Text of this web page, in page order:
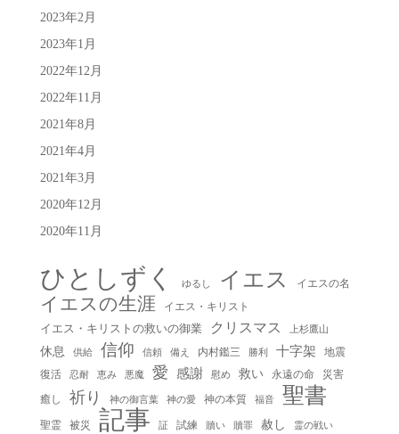
2023年2月
2023年1月
2022年12月
2022年11月
2021年8月
2021年4月
2021年3月
2020年12月
2020年11月
ひとしずく ゆるし イエス イエスの名
イエスの生涯
イエス・キリスト
イエス・キリストの救いの御業
クリスマス 上杉鷹山
休息 供給 信仰 信頼 備え 内村鑑三 勝利 十字架
地震
復活
忍耐 恵み 悪魔 愛 感謝 慰め 救い 永遠の命
災害
癒し
祈り 神の御言葉 神の愛 神の本質 福音 聖書
聖霊 被災 記事 証 試練 贖い 贖罪 赦し 霊の戦い